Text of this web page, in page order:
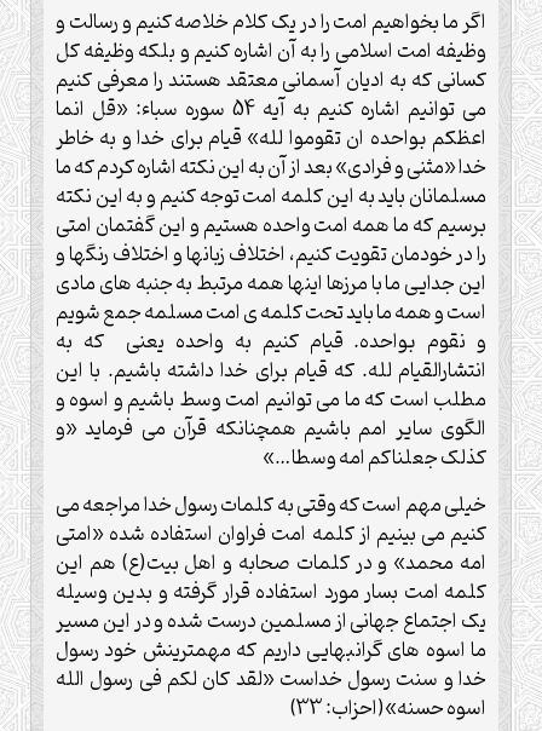
اگر ما بخواهیم امت را در یک کلام خلاصه کنیم و رسالت و
وظیفه امت اسلامی را به آن اشاره کنیم و بلکه وظیفه کل
کسانی که به ادیان آسمانی معتقد هستند را معرفی کنیم
می توانیم اشاره کنیم به آیه 54 سوره سباء: «قل انما
اعظکم بواحده ان تقوموا لله» قیام برای خدا و به خاطر
خدا «مثنی و فرادی» بعد از آن به این نکته اشاره کردم که ما
مسلمانان باید به این کلمه امت توجه کنیم و به این نکته
برسیم که ما همه امت واحده هستیم و این گفتمان امتی
را در خودمان تقویت کنیم، اختلاف زبانها و اختلاف رنگها و
این جدایی ما با مرزها اینها همه مرتبط به جنبه های مادی
است و همه ما باید تحت کلمه ی امت مسلمه جمع شویم
و نقوم بواحده. قیام کنیم به واحده یعنی که به
انتشارالقیام لله. که قیام برای خدا داشته باشیم. با این
مطلب است که ما می توانیم امت وسط باشیم و اسوه و
الگوی سایر امم باشیم همچنانکه قرآن می فرماید «و
کذلک جعلناکم امه وسطا…»
خیلی مهم است که وقتی به کلمات رسول خدا مراجعه می
کنیم می بینیم از کلمه امت فراوان استفاده شده «امتی
امه محمد» و در کلمات صحابه و اهل بیت(ع) هم این
کلمه امت بسار مورد استفاده قرار گرفته و بدین وسیله
یک اجتماع جهانی از مسلمین درست شده و در این مسیر
ما اسوه های گرانبهایی داریم که مهمترینش خود رسول
خدا و سنت رسول خداست «لقد کان لکم فی رسول الله
اسوه حسنه»(احزاب: 33)